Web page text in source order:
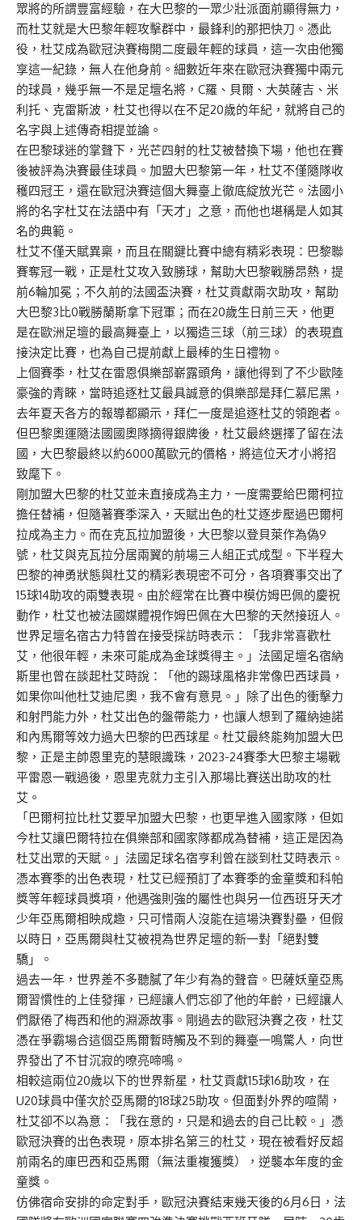
眾將的所謂豐富經驗，在大巴黎的一眾少壯派面前顯得無力，
而杜艾就是大巴黎年輕攻擊群中，最鋒利的那把快刀。憑此
役，杜艾成為歐冠決賽梅開二度最年輕的球員，這一次由他獨
享這一紀錄，無人在他身前。細數近年來在歐冠決賽獨中兩元
的球員，幾乎無一不是足壇名將，C羅、貝爾、大英薩吉、米
利托、克雷斯波，杜艾也得以在不足20歲的年紀，就將自己的
名字與上述傳奇相提並論。
在巴黎球迷的掌聲下，光芒四射的杜艾被替換下場，他也在賽
後被評為決賽最佳球員。加盟大巴黎第一年，杜艾不僅隨隊收
穫四冠王，還在歐冠決賽這個大舞臺上徹底綻放光芒。法國小
將的名字杜艾在法語中有「天才」之意，而他也堪稱是人如其
名的典範。
杜艾不僅天賦異稟，而且在關鍵比賽中總有精彩表現：巴黎聯
賽奪冠一戰，正是杜艾攻入致勝球，幫助大巴黎戰勝昂熱，提
前6輪加冕；不久前的法國盃決賽，杜艾貢獻兩次助攻，幫助
大巴黎3比0戰勝蘭斯拿下冠軍；而在20歲生日前三天，他更
是在歐洲足壇的最高舞臺上，以獨造三球（前三球）的表現直
接決定比賽，也為自己提前獻上最棒的生日禮物。
上個賽季，杜艾在雷恩俱樂部嶄露頭角，讓他得到了不少歐陸
豪強的青睞，當時追逐杜艾最具誠意的俱樂部是拜仁慕尼黑，
去年夏天各方的報導都顯示，拜仁一度是追逐杜艾的領跑者。
但巴黎奧運隨法國國奧隊摘得銀牌後，杜艾最終選擇了留在法
國，大巴黎最終以約6000萬歐元的價格，將這位天才小將招
致麾下。
剛加盟大巴黎的杜艾並未直接成為主力，一度需要給巴爾柯拉
擔任替補，但隨著賽季深入，天賦出色的杜艾逐步壓過巴爾柯
拉成為主力。而在克瓦拉加盟後，大巴黎以登貝萊作為偽9
號，杜艾與克瓦拉分居兩翼的前場三人組正式成型。下半程大
巴黎的神勇狀態與杜艾的精彩表現密不可分，各項賽事交出了
15球14助攻的兩雙表現。由於經常在比賽中模仿姆巴佩的慶祝
動作，杜艾也被法國媒體視作姆巴佩在大巴黎的天然接班人。
世界足壇名宿古力特曾在接受採訪時表示：「我非常喜歡杜
艾，他很年輕，未來可能成為金球獎得主。」法國足壇名宿納
斯里也曾在談起杜艾時說：「他的踢球風格非常像巴西球員，
如果你叫他杜艾迪尼奧，我不會有意見。」除了出色的衝擊力
和射門能力外，杜艾出色的盤帶能力，也讓人想到了羅納迪諾
和內馬爾等效力過大巴黎的巴西球星。杜艾最終能夠加盟大巴
黎，正是主帥恩里克的慧眼識珠，2023-24賽季大巴黎主場戰
平雷恩一戰過後，恩里克就力主引入那場比賽送出助攻的杜
艾。
「巴爾柯拉比杜艾要早加盟大巴黎，也更早進入國家隊，但如
今杜艾讓巴爾特拉在俱樂部和國家隊都成為替補，這正是因為
杜艾出眾的天賦。」法國足球名宿亨利曾在談到杜艾時表示。
憑本賽季的出色表現，杜艾已經預訂了本賽季的金童獎和科帕
獎等年輕球員獎項，他遇強則強的屬性也與另一位西班牙天才
少年亞馬爾相映成趣，只可惜兩人沒能在這場決賽對壘，但假
以時日，亞馬爾與杜艾被視為世界足壇的新一對「絕對雙
驕」。
過去一年，世界差不多聽膩了年少有為的聲音。巴薩妖童亞馬
爾習慣性的上佳發揮，已經讓人們忘卻了他的年齡，已經讓人
們厭倦了梅西和他的淵源故事。剛過去的歐冠決賽之夜，杜艾
憑在爭霸場合這個亞馬爾暫時觸及不到的舞臺一鳴驚人，向世
界發出了不甘沉寂的嘹亮啼鳴。
相較這兩位20歲以下的世界新星，杜艾貢獻15球16助攻，在
U20球員中僅次於亞馬爾的18球25助攻。但面對外界的喧鬧，
杜艾卻不以為意：「我在意的，只是和過去的自己比較。」憑
歐冠決賽的出色表現，原本排名第三的杜艾，現在被看好反超
前兩名的庫巴西和亞馬爾（無法重複獲獎），逆襲本年度的金
童獎。
仿佛宿命安排的命定對手，歐冠決賽結束幾天後的6月6日，法